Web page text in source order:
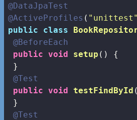
@DataJpaTest
@ActiveProfiles ( "unittest"
public
class
@BeforeEach
public void setup ()
{
}
@Test
public void testFindById
}
@Test